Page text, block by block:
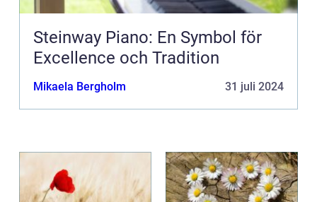
Steinway Piano: En Symbol för
Excellence och Tradition
Mikaela Bergholm 31 juli 2024